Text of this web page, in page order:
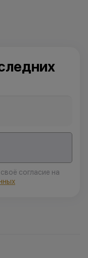
согласие на